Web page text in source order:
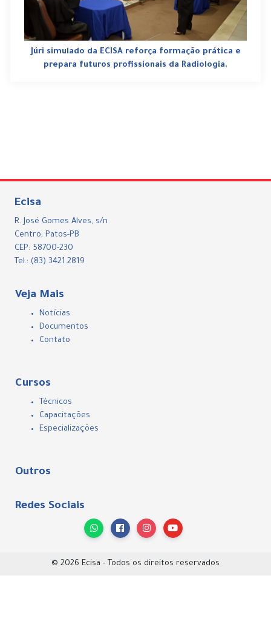
Júri simulado da ECISA reforça formação prática e
prepara futuros profissionais da Radiologia.
Ecisa
R. José Gomes Alves, s/n
Centro, Patos-PB
CEP: 58700-230
Tel.: (83) 3421.2819
Veja Mais
Notícias
Documentos
Contato
Cursos
Técnicos
Capacitações
Especializações
Outros
Redes Sociais
© 2026 Ecisa - Todos os direitos reservados